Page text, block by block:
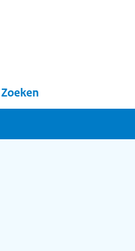
Zoeken